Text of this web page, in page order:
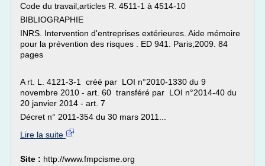
Code du travail,articles R. 4511-1 à 4514-10
BIBLIOGRAPHIE
INRS. Intervention d'entreprises extérieures. Aide mémoire
pour la prévention des risques . ED 941. Paris;2009. 84
pages
A rt. L. 4121-3-1 créé par LOI n°2010-1330 du 9
novembre 2010 - art. 60 transféré par LOI n°2014-40 du
20 janvier 2014 - art. 7
Décret n° 2011-354 du 30 mars 2011...
Lire la suite
Site : http://www.fmpcisme.org